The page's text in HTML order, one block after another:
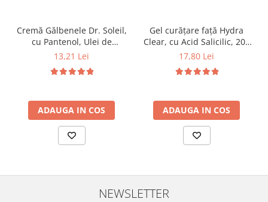
Cremă Gălbenele Dr. Soleil,
cu Pantenol, Ulei de
Măsline, Colagen Marin și
Struguri, 50 ml, Dr. Soleil
13,21 Lei
ADAUGA IN COS
Gel curățare față Hydra
Clear, cu Acid Salicilic, 200
ml, Dr. Soleil
17,80 Lei
ADAUGA IN COS
NEWSLETTER